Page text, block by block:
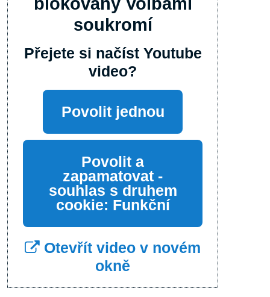
soukromí
Přejete si načíst Youtube
video?
Povolit jednou
Povolit a
zapamatovat -
souhlas s druhem
cookie: Funkční
Otevřít video v novém
okně